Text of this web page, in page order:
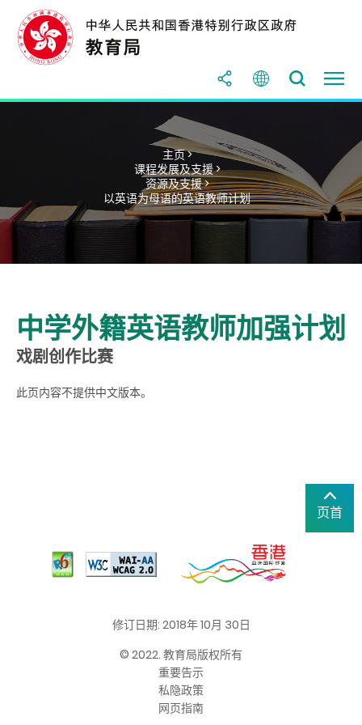
主页 >
课程发展及支援 >
资源及支援 >
以英语为母语的英语教师计划
中学外籍英语教师加强计划
戏剧创作比赛
此页内容不提供中文版本。
页首
修订日期: 2018年 10月 30日
© 2022. 教育局版权所有
重要告示
私隐政策
网页指南